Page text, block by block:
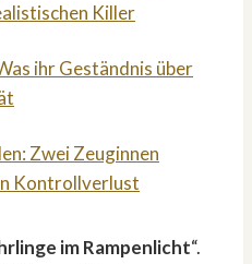
Killer
ihr Geständnis über
Zwei Zeuginnen
Kontrollverlust
im Rampenlicht“.